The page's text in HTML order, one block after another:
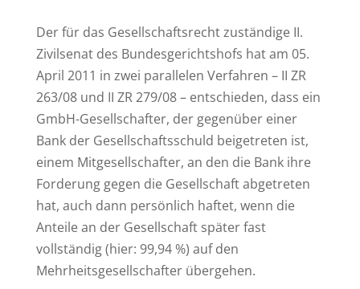
Der für das Gesellschaftsrecht zuständige II.
Zivilsenat des Bundesgerichtshofs hat am 05.
April 2011 in zwei parallelen Verfahren – II ZR
263/08 und II ZR 279/08 – entschieden, dass ein
GmbH-Gesellschafter, der gegenüber einer
Bank der Gesellschaftsschuld beigetreten ist,
einem Mitgesellschafter, an den die Bank ihre
Forderung gegen die Gesellschaft abgetreten
hat, auch dann persönlich haftet, wenn die
Anteile an der Gesellschaft später fast
vollständig (hier: 99,94 %) auf den
Mehrheitsgesellschafter übergehen.